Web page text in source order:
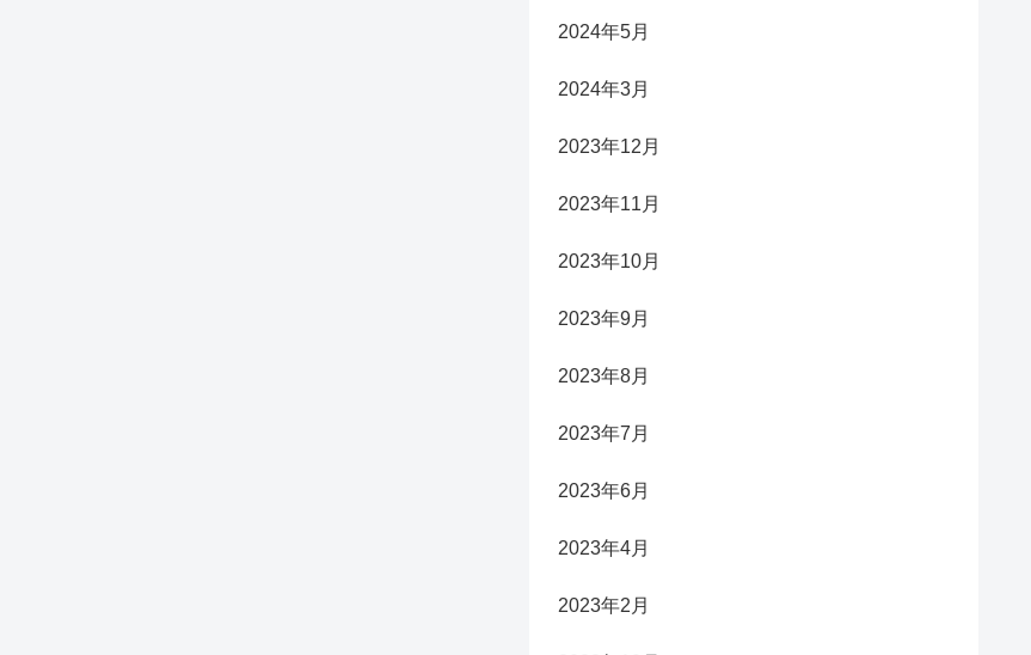
2024年5月
2024年3月
2023年12月
2023年11月
2023年10月
2023年9月
2023年8月
2023年7月
2023年6月
2023年4月
2023年2月